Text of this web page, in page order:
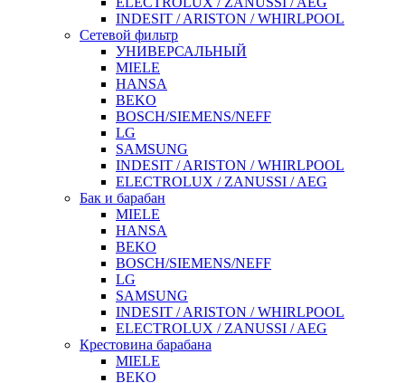
INDESIT / ARISTON / WHIRLPOOL
Сетевой фильтр
УНИВЕРСАЛЬНЫЙ
MIELE
HANSA
BEKO
BOSCH/SIEMENS/NEFF
LG
SAMSUNG
INDESIT / ARISTON / WHIRLPOOL
ELECTROLUX / ZANUSSI / AEG
Бак и барабан
MIELE
HANSA
BEKO
BOSCH/SIEMENS/NEFF
LG
SAMSUNG
INDESIT / ARISTON / WHIRLPOOL
ELECTROLUX / ZANUSSI / AEG
Крестовина барабана
MIELE
BEKO